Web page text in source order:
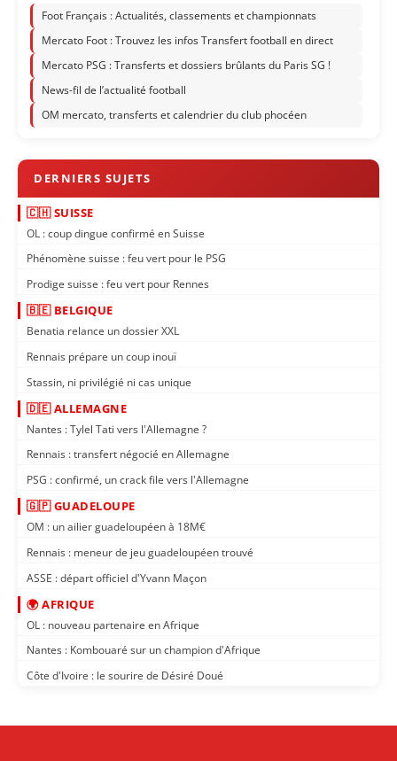
Foot Français : Actualités, classements et championnats
Mercato Foot : Trouvez les infos Transfert football en direct
Mercato PSG : Transferts et dossiers brûlants du Paris SG !
News-fil de l’actualité football
OM mercato, transferts et calendrier du club phocéen
🇨🇭 SUISSE
OL : coup dingue confirmé en Suisse
Phénomène suisse : feu vert pour le PSG
Prodige suisse : feu vert pour Rennes
🇧🇪 BELGIQUE
Benatia relance un dossier XXL
Rennais prépare un coup inouï
Stassin, ni privilégié ni cas unique
🇩🇪 ALLEMAGNE
Nantes : Tylel Tati vers l'Allemagne ?
Rennais : transfert négocié en Allemagne
PSG : confirmé, un crack file vers l'Allemagne
🇬🇵 GUADELOUPE
OM : un ailier guadeloupéen à 18M€
Rennais : meneur de jeu guadeloupéen trouvé
ASSE : départ officiel d'Yvann Maçon
🌍 AFRIQUE
OL : nouveau partenaire en Afrique
Nantes : Kombouaré sur un champion d'Afrique
Côte d'Ivoire : le sourire de Désiré Doué